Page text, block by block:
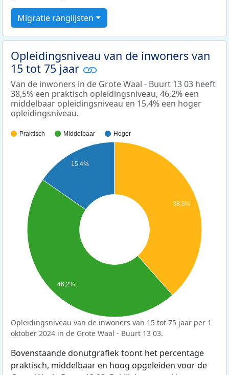
Migratie ranglijsten
Opleidingsniveau van de inwoners van
15 tot 75 jaar
Van de inwoners in de Grote Waal - Buurt 13 03 heeft
38,5% een praktisch opleidingsniveau, 46,2% een
middelbaar opleidingsniveau en 15,4% een hoger
opleidingsniveau.
Praktisch Middelbaar Hoger
38,5%
15,4%
46,2%
Opleidingsniveau van de inwoners van 15 tot 75 jaar per 1
oktober 2024 in de Grote Waal - Buurt 13 03.
Bovenstaande donutgrafiek toont het percentage
praktisch, middelbaar en hoog opgeleiden voor de